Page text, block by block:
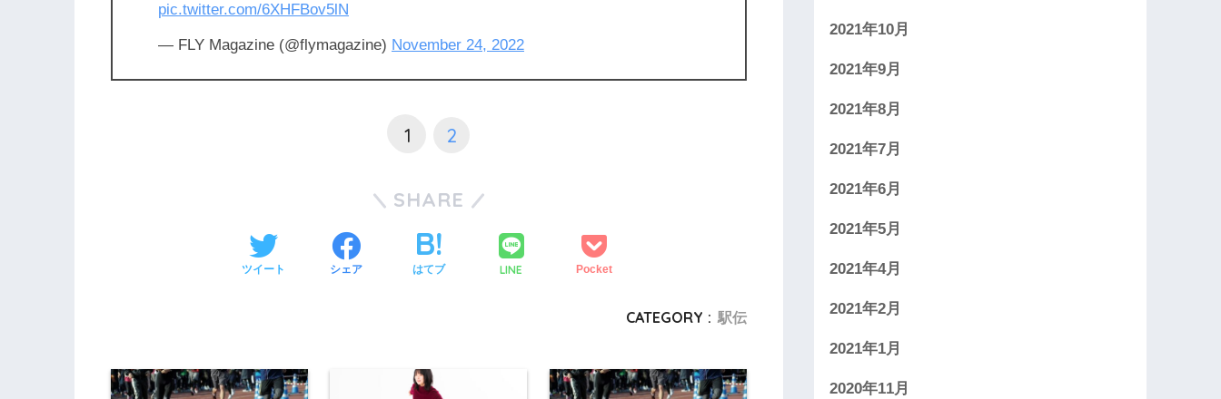
pic.twitter.com/6XHFBov5lN
— FLY Magazine (@flymagazine) November 24, 2022
1 2
SHARE
ツイート シェア はてブ LINE Pocket
CATEGORY : 駅伝
2021年10月
2021年9月
2021年8月
2021年7月
2021年6月
2021年5月
2021年4月
2021年2月
2021年1月
2020年11月